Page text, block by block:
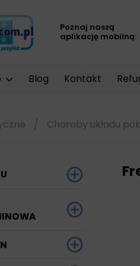
Poznaj naszą
aplikację mobilną:
Blog Kontakt
/ Choroby układu